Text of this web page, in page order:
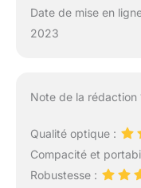
Date de mise en
2023
Note de la rédaction
Qualité optique :
Compacité et
Robustesse :